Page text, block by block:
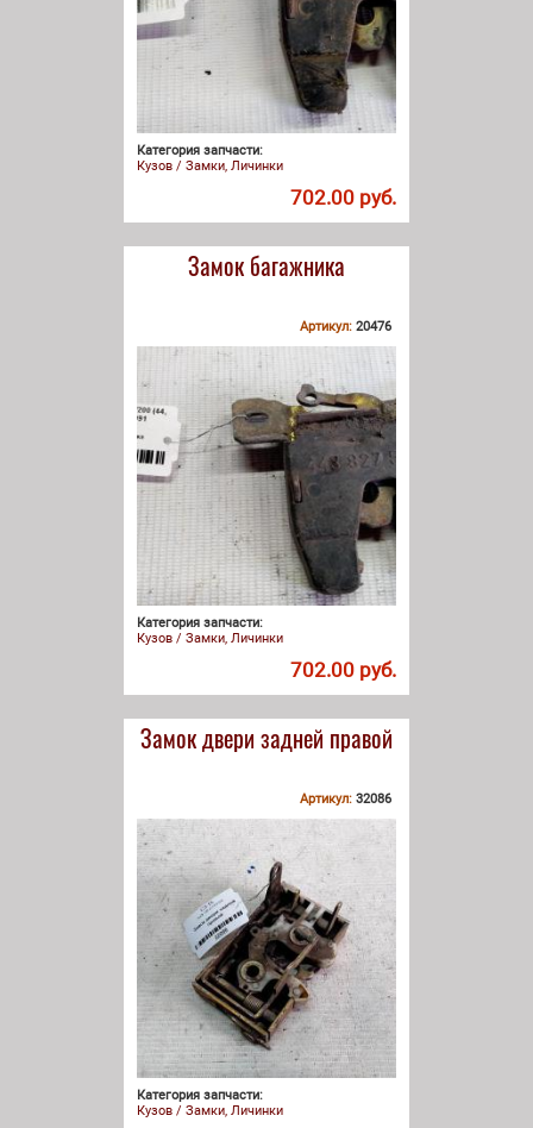
Категория запчасти:
Кузов / Замки, Личинки
702.00 руб.
Замок багажника
Артикул: 20476
Категория запчасти:
Кузов / Замки, Личинки
702.00 руб.
Замок двери задней правой
Артикул: 32086
Категория запчасти:
Кузов / Замки, Личинки